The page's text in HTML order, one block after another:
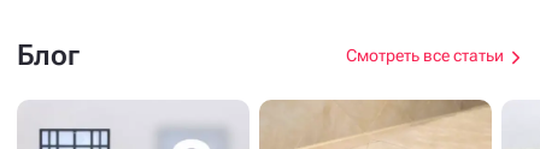
Блог Смотреть все статьи